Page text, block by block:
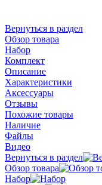
Вернуться в раздел
Обзор товара
Набор
Комплект
Описание
Характеристики
Аксессуары
Отзывы
Похожие товары
Наличие
Файлы
Видео
Вернуться в раздел
Обзор товара
Набор